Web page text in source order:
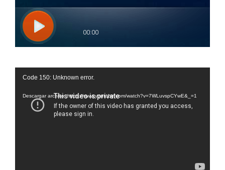
Reproductor
vídeo
Code 150: Unknown error.
Descargar archivo: https://www.youtube.com/watch?v=7WLuvspCYwE&_=1